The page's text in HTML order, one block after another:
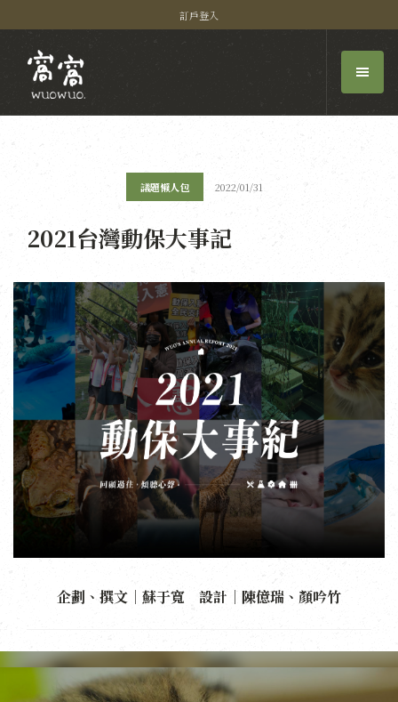
訂戶登入
議題懶人包 2022/01/31
2021台灣動保大事記
企劃、撰文｜蘇于寬 設計｜陳億瑞、顏吟竹